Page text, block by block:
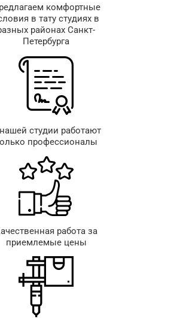
комфортные
в тату студиях в
районах Санкт-
Петербурга
студии работают
профессионалы
работа за
приемлемые цены